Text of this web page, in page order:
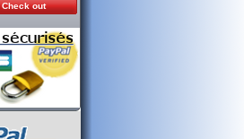
Check out